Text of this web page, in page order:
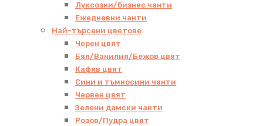
Луксозни/бизнес чанти
Ежедневни чанти
Най-търсени цветове
Черен цвят
Бял/Ванилия/Бежов цвят
Кафяв цвят
Сини и тъмносини чанти
Червен цвят
Зелени дамски чанти
Розов/Пудра цвят